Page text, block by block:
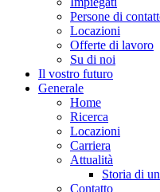
Persone di
Locazioni
Offerte di lavoro
Su di noi
Il vostro futuro
Generale
Home
Ricerca
Locazioni
Carriera
Attualità
Storia di
Contatto